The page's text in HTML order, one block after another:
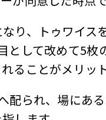
り、トゥワイ
として改めて5
ることがメリット
配られ、場にあ